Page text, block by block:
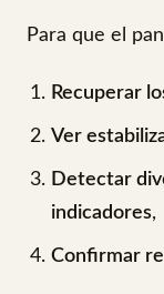
Para que el
Recuperar
Ver
Detectar
indicadores,
Confirmar